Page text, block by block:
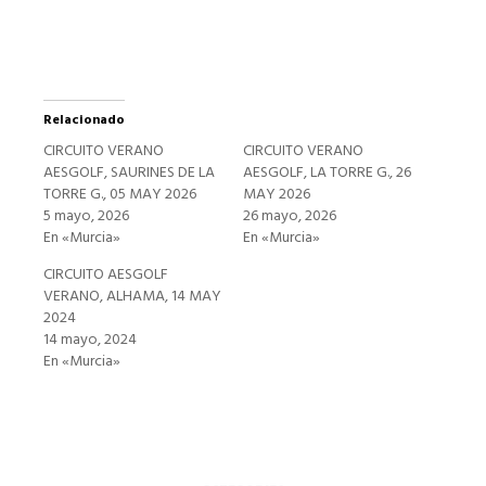
Relacionado
CIRCUITO VERANO
AESGOLF, SAURINES DE LA
TORRE G., 05 MAY 2026
5 mayo, 2026
En «Murcia»
CIRCUITO VERANO
AESGOLF, LA TORRE G., 26
MAY 2026
26 mayo, 2026
En «Murcia»
CIRCUITO AESGOLF
VERANO, ALHAMA, 14 MAY
2024
14 mayo, 2024
En «Murcia»